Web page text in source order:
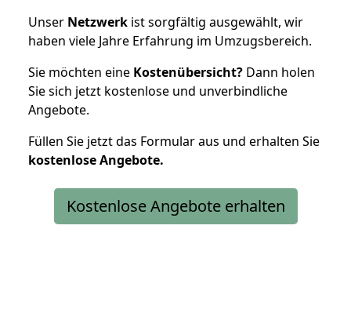
Unser Netzwerk ist sorgfältig ausgewählt, wir
haben viele Jahre Erfahrung im Umzugsbereich.
Sie möchten eine Kostenübersicht? Dann holen
Sie sich jetzt kostenlose und unverbindliche
Angebote.
Füllen Sie jetzt das Formular aus und erhalten Sie
kostenloseAngebote.
Kostenlose Angebote erhalten